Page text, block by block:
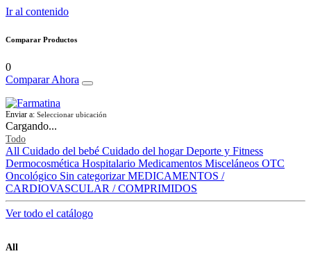
Ir al contenido
Comparar Productos
0
Comparar Ahora
Enviar a: Seleccionar ubicación
Cargando...
Todo
All Cuidado del bebé Cuidado del hogar Deporte y Fitness
Dermocosmética Hospitalario Medicamentos Misceláneos OTC
Oncológico Sin categorizar MEDICAMENTOS /
CARDIOVASCULAR / COMPRIMIDOS
Ver todo el catálogo
All